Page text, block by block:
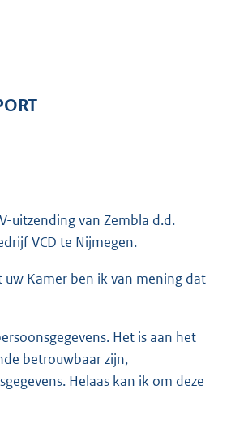
uitzending van Zembla d.d.
VCD te Nijmegen.
uw Kamer ben ik van mening dat
Het is aan het
betrouwbaar zijn,
Helaas kan ik om deze